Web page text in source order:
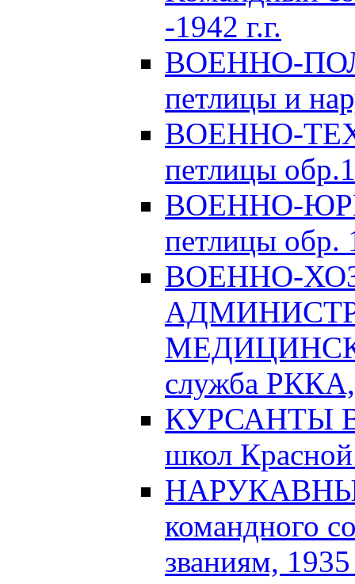
-1942 г.г.
ВОЕННО-
петлицы и
ВОЕННО-
петлицы
ВОЕННО-
петлицы обр.
ВОЕННО-
служба РККА,
КУРСАНТЫ
школ
командного
званиям,